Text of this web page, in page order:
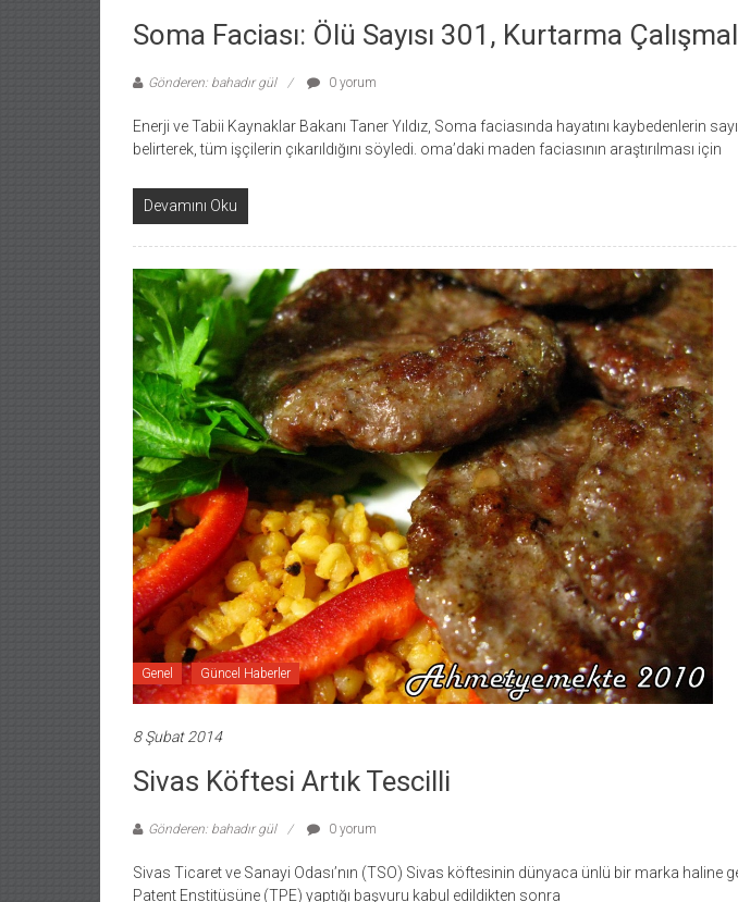
Soma Faciası: Ölü Sayısı 301, Kurtarma
Gönderen: bahadır gül 0 yorum
Enerji ve Tabii Kaynaklar Bakanı Taner Yıldız, Soma faciasında hayatını kaybedenlerin
belirterek, tüm işçilerin çıkarıldığını söyledi. oma’daki maden faciasının araştırılması için
Devamını Oku
Genel Güncel Haberler
8 Şubat 2014
Sivas Köftesi Artık Tescilli
Gönderen: bahadır gül 0 yorum
Sivas Ticaret ve Sanayi Odası’nın (TSO) Sivas köftesinin dünyaca ünlü bir marka haline
Patent Enstitüsüne (TPE) yaptığı başvuru kabul edildikten sonra